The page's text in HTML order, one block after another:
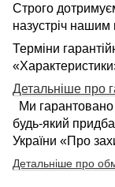
Строго
назустріч нашим
Терміни
Детальніше про
Ми
будь-який
України «Про
Детальніше про